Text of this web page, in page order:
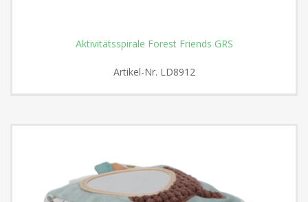
Aktivitätsspirale Forest Friends GRS
Artikel-Nr. LD8912